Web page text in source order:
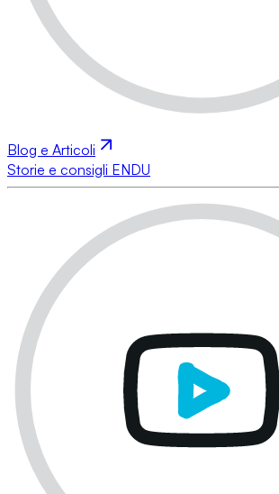
Blog e Articoli
Storie e consigli ENDU